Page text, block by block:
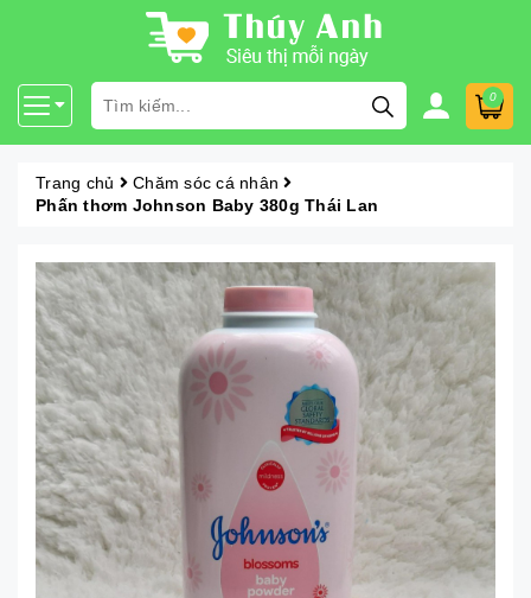
0
Trang chủ
Chăm sóc cá nhân
Phấn thơm Johnson Baby 380g Thái Lan